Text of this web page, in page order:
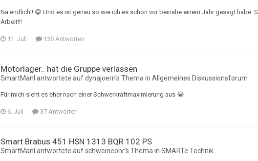
Na endlich!! 😁 Und es ist genau so wie ich es schon vor beinahe einem Jahr gesagt habe:
Arbeit!!!
11. Juli 136 Antworten
Motorlager.. hat die Gruppe verlassen
SmartManI antwortete aufdynajoern's Thema in Allgemeines Diskussionsforum
Für mich sieht es eher nach einer Schwerkraftmaximierung aus 😂
6. Juli 37 Antworten
Smart Brabus 451 HSN 1313 BQR 102 PS
SmartManI antwortete aufschweineohr's Thema in SMARTe Technik